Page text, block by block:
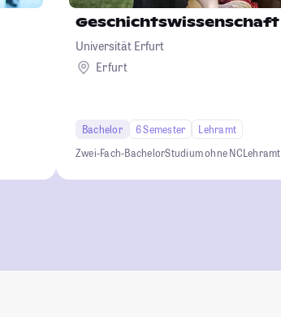
Geschichtswissenschaft
Universität Erfurt
Erfurt
Bachelor 6 Semester
Lehramt
Zwei-Fach-BachelorStudium ohne NCLehramt